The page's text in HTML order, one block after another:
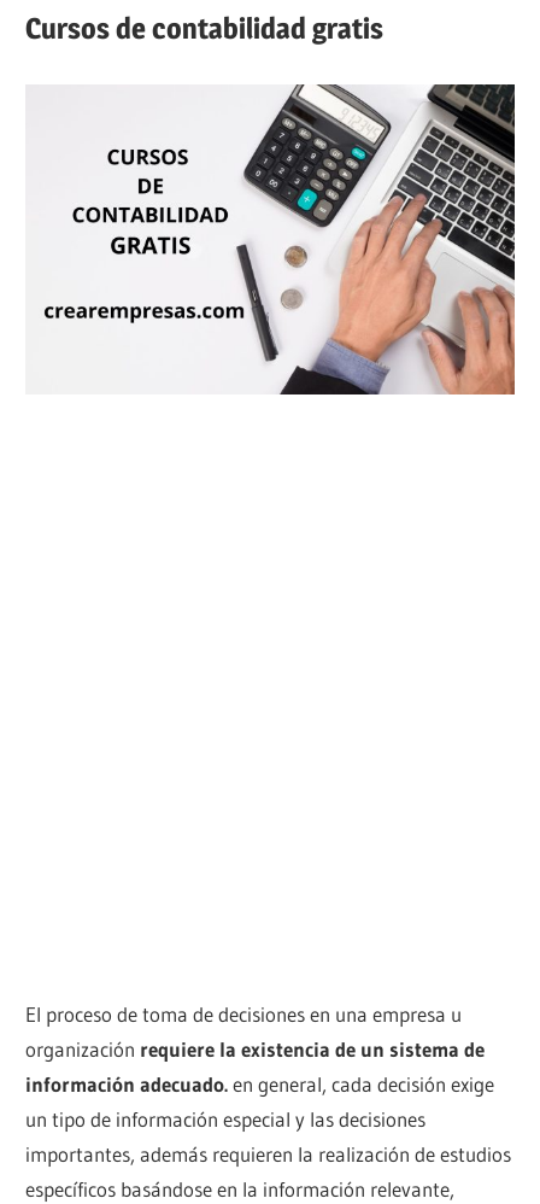
Cursos de contabilidad gratis
El proceso de toma de decisiones en una empresa u
organización requiere la existencia de un sistema de
información adecuado.en general, cada decisión exige
un tipo de información especial y las decisiones
importantes, además requieren la realización de estudios
específicos basándose en la información relevante,